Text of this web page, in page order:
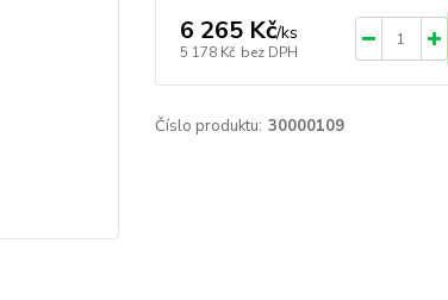
6 265 Kč/ks
5 178 Kč bez DPH
Číslo produktu: 30000109